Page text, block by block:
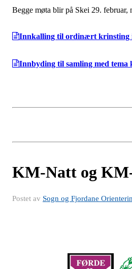
Begge møta blir på Skei 29. februar,
Innkalling til ordinært krinsting
Innbyding til samling med
KM-Natt og
Postet av Sogn og Fjordane